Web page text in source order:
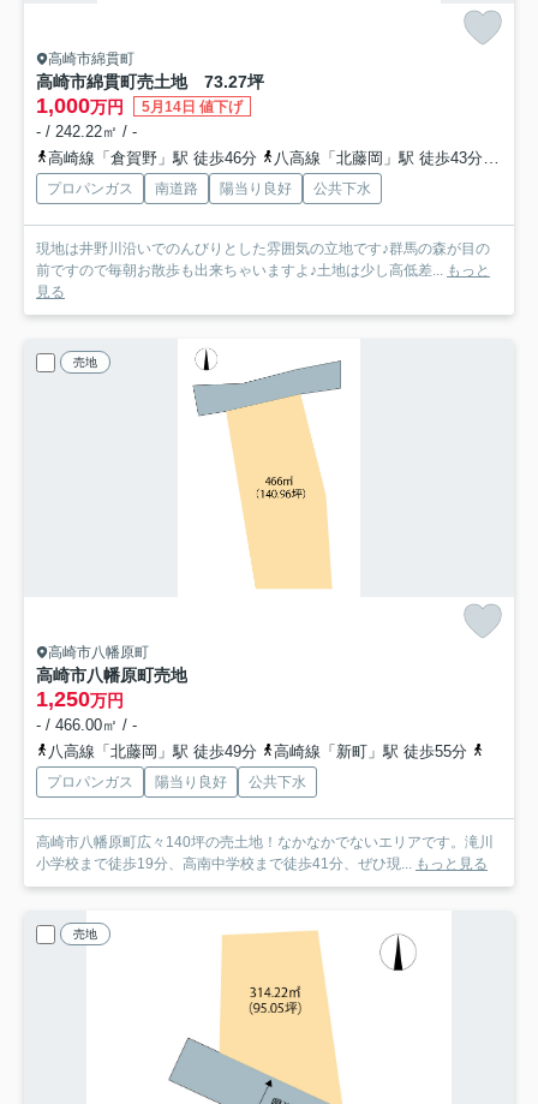
高崎市綿貫町
高崎市綿貫町売土地 73.27坪
1,000万円 5月14日 値下げ
- / 242.22㎡ / -
高崎線「倉賀野」駅 徒歩46分
八高線「北藤岡」駅 徒歩43分
プロパンガス 南道路 陽当り良好 公共下水
現地は井野川沿いでのんびりとした雰囲気の立地です♪群馬の森が目の
前ですので毎朝お散歩も出来ちゃいますよ♪土地は少し高低差... もっと
見る
売地
高崎市八幡原町
高崎市八幡原町売地
1,250万円
- / 466.00㎡ / -
八高線「北藤岡」駅 徒歩49分
高崎線「新町」駅 徒歩55分
プロパンガス 陽当り良好 公共下水
高崎市八幡原町広々140坪の売土地！なかなかでないエリアです。滝川
小学校まで徒歩19分、高南中学校まで徒歩41分、ぜひ現... もっと見る
売地